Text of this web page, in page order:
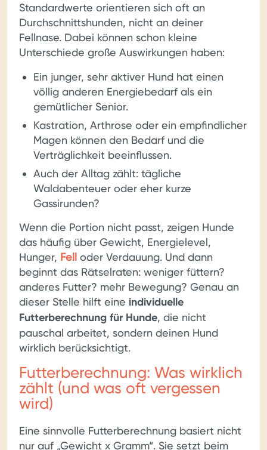
Standardwerte orientieren sich oft an
Durchschnittshunden, nicht an deiner
Fellnase. Dabei können schon kleine
Unterschiede große Auswirkungen haben:
Ein junger, sehr aktiver Hund hat einen
völlig anderen Energiebedarf als ein
gemütlicher Senior.
Kastration, Arthrose oder ein empfindlicher
Magen können den Bedarf und die
Verträglichkeit beeinflussen.
Auch der Alltag zählt: tägliche
Waldabenteuer oder eher kurze
Gassirunden?
Wenn die Portion nicht passt, zeigen Hunde
das häufig über Gewicht, Energielevel,
Hunger, Fell oder Verdauung. Und dann
beginnt das Rätselraten: weniger füttern?
anderes Futter? mehr Bewegung? Genau an
dieser Stelle hilft eine individuelle
Futterberechnung für Hunde, die nicht
pauschal arbeitet, sondern deinen Hund
wirklich berücksichtigt.
Futterberechnung: Was wirklich
zählt (und was oft vergessen
wird)
Eine sinnvolle Futterberechnung basiert nicht
nur auf „Gewicht x Gramm“. Sie setzt beim